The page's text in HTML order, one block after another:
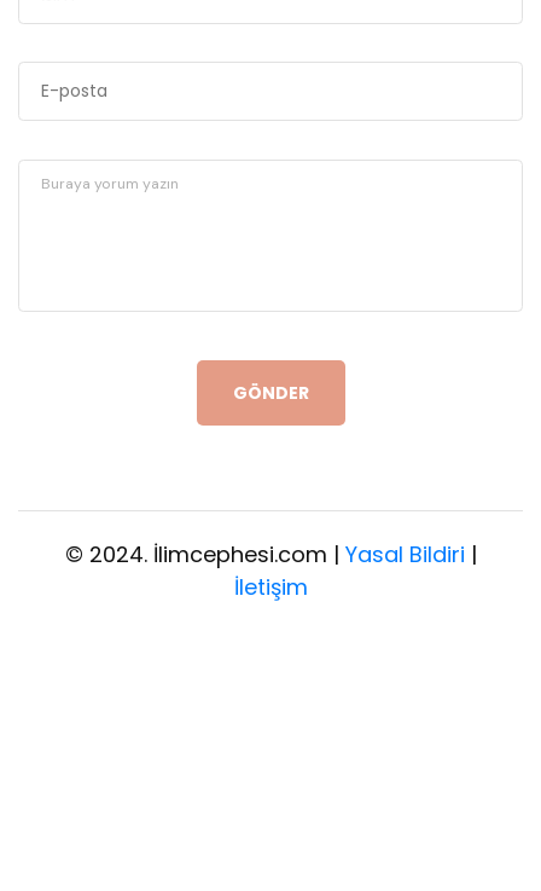
GÖNDER
© 2024. İlimcephesi.com | Yasal Bildiri |
İletişim